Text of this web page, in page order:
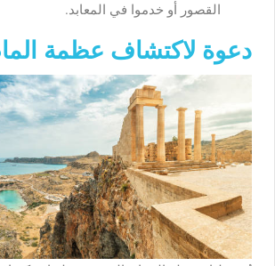
القصور أو خدموا في المعابد.
دعوة لاكتشاف عظمة